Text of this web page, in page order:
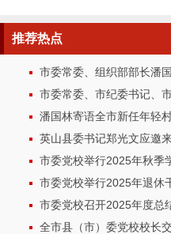
推荐热点
市委常委、组织部部长潘
市委常委、市纪委书记、
潘国林寄语全市新任年轻
英山县委书记郑光文应邀
市委党校举行2025年秋季
市委党校举行2025年退休
市委党校召开2025年度总
全市县（市）委党校校长